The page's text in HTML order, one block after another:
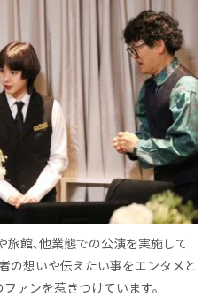
旅館､他業態での公演を実施して
の想いや伝えたい事をエンタメと
ァンを惹きつけています。